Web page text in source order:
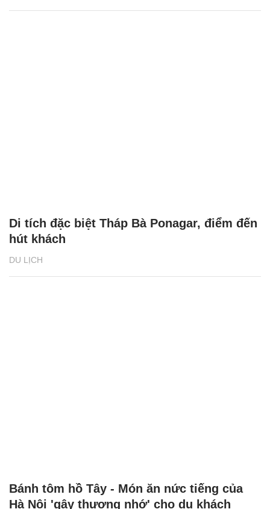
DU LỊCH
Di tích đặc biệt Tháp Bà Ponagar, điểm đến
hút khách
Bánh tôm hồ Tây - Món ăn nức tiếng của
Hà Nội 'gây thương nhớ' cho du khách